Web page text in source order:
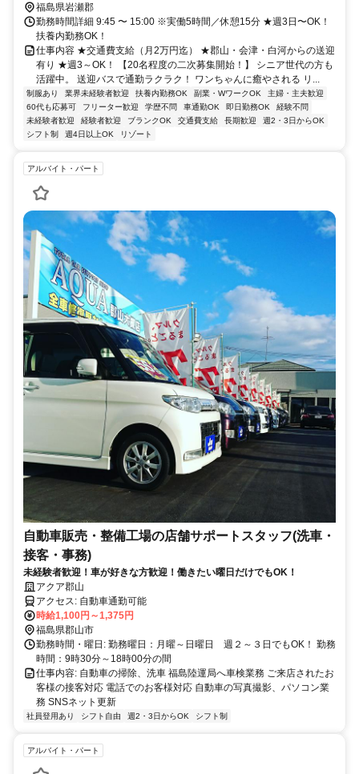
福島県岩瀬郡
勤務時間詳細 9:45 〜 15:00 ※実働5時間／休憩15分 ★週3日〜OK！
扶養内勤務OK！
仕事内容 ★交通費支給（月2万円迄） ★郡山・会津・白河からの送迎
有り ★週3～OK！ 【20名程度の二次募集開始！】 シニア世代の方も
活躍中。 送迎バスで通勤ラクラク！ ワンちゃんに癒やされる リ...
制服あり 業界未経験者歓迎 扶養内勤務OK 副業・WワークOK
主婦・主夫歓迎
60代も応募可
フリーター歓迎 学歴不問 車通勤OK 即日勤務OK
経験不問
未経験者歓迎
経験者歓迎 ブランクOK 交通費支給 長期歓迎
週2・3日からOK
シフト制
週4日以上OK リゾート
アルバイト・パート
自動車販売・整備工場の店舗サポートスタッフ(洗車・
接客・事務)
未経験者歓迎！車が好きな方歓迎！働きたい曜日だけでもOK！
アクア郡山
アクセス: 自動車通勤可能
時給1,100円～1,375円
福島県郡山市
勤務時間・曜日: 勤務曜日：月曜～日曜日 週２～３日でもOK！ 勤務
時間：9時30分～18時00分の間
仕事内容: 自動車の掃除、洗車 福島陸運局へ車検業務 ご来店されたお
客様の接客対応 電話でのお客様対応 自動車の写真撮影、パソコン業
務 SNSネット更新
社員登用あり シフト自由 週2・3日からOK シフト制
アルバイト・パート